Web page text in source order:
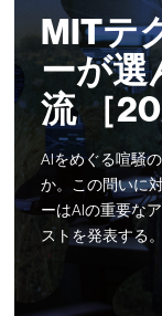
MITテ
ーが選
流 ［
AIをめぐる喧騒
か。この問いに
ーはAIの重要な
ストを発表する。